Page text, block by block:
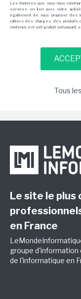
Les données que vous nous
services en lien avec votre
également de vous proposer
cahiers des charges, des produits
contenus est soit gratuit soit payant,
Tous
Le site le plus
en France
groupe
de l'informatique en